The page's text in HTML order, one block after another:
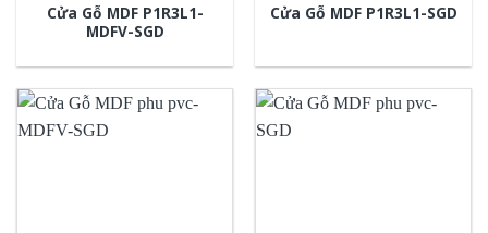
Cửa Gỗ MDF P1R3L1-
MDFV-SGD
Cửa Gỗ MDF P1R3L1-SGD